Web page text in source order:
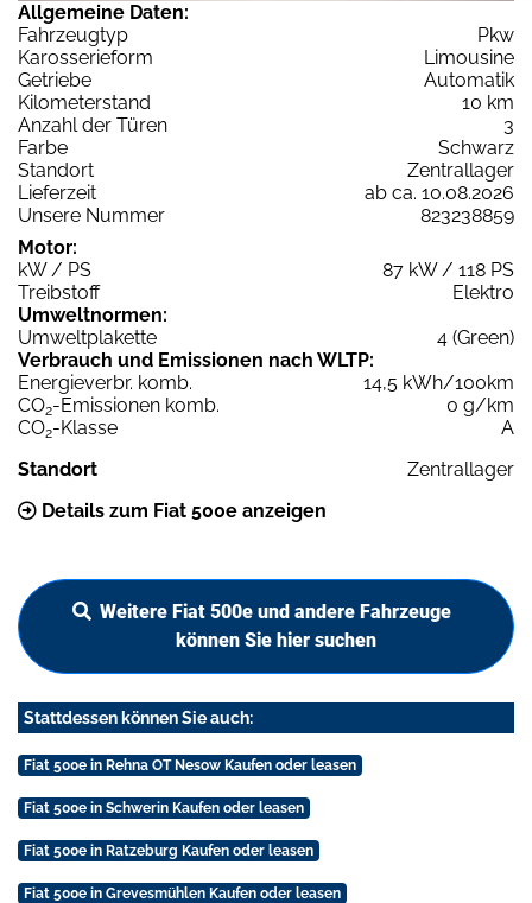
Allgemeine Daten:
Fahrzeugtyp
Pkw
Karosserieform
Limousine
Getriebe
Automatik
Kilometerstand
10 km
Anzahl der Türen
3
Farbe
Schwarz
Standort
Zentrallager
Lieferzeit
ab ca. 10.08.2026
Unsere Nummer
823238859
Motor:
kW / PS
87 kW / 118 PS
Treibstoff
Elektro
Umweltnormen:
Umweltplakette
4 (Green)
Verbrauch und Emissionen nach WLTP:
Energieverbr. komb.
14,5 kWh/100km
CO2-Emissionen komb.
0 g/km
CO2-Klasse
A
Standort
Zentrallager
Details zum Fiat 500e anzeigen
Weitere Fiat 500e und andere Fahrzeuge
können Sie hier suchen
Stattdessen können Sie auch:
Fiat 500e in Rehna OT Nesow Kaufen oder leasen
Fiat 500e in Schwerin Kaufen oder leasen
Fiat 500e in Ratzeburg Kaufen oder leasen
Fiat 500e in Grevesmühlen Kaufen oder leasen